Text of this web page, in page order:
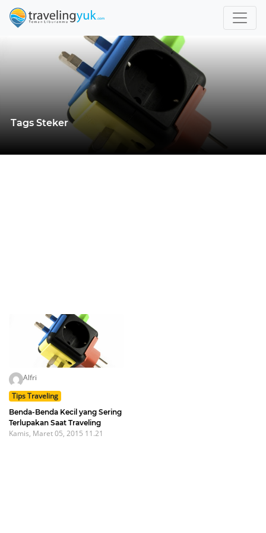
Tags Steker
Alfri
Tips Traveling
Benda-Benda Kecil yang Sering
Terlupakan Saat Traveling
Kamis, Maret 05, 2015 11.21